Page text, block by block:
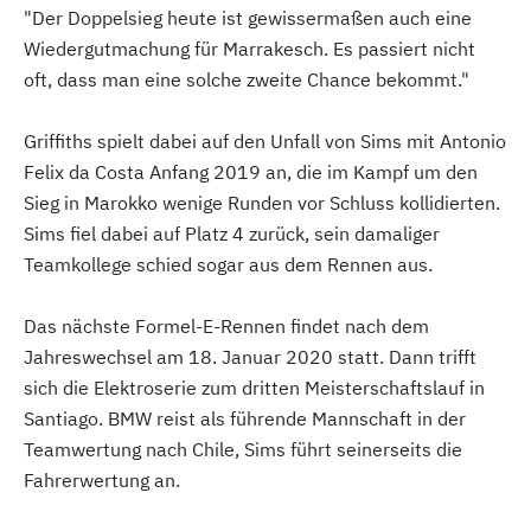
"Der Doppelsieg heute ist gewissermaßen auch eine
Wiedergutmachung für Marrakesch. Es passiert nicht
oft, dass man eine solche zweite Chance bekommt."
Griffiths spielt dabei auf den Unfall von Sims mit Antonio
Felix da Costa Anfang 2019 an, die im Kampf um den
Sieg in Marokko wenige Runden vor Schluss kollidierten.
Sims fiel dabei auf Platz 4 zurück, sein damaliger
Teamkollege schied sogar aus dem Rennen aus.
Das nächste Formel-E-Rennen findet nach dem
Jahreswechsel am 18. Januar 2020 statt. Dann trifft
sich die Elektroserie zum dritten Meisterschaftslauf in
Santiago. BMW reist als führende Mannschaft in der
Teamwertung nach Chile, Sims führt seinerseits die
Fahrerwertung an.